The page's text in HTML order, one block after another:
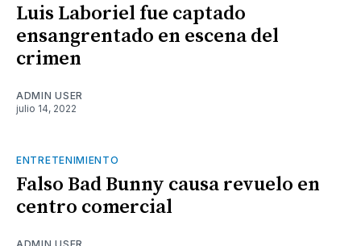
Luis Laboriel fue captado
ensangrentado en escena del
crimen
ADMIN USER
julio 14, 2022
ENTRETENIMIENTO
Falso Bad Bunny causa revuelo en
centro comercial